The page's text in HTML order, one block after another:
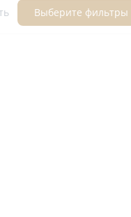
Выберите фильтры